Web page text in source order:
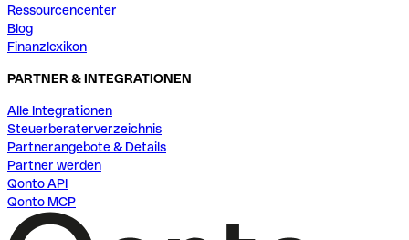
Ressourcencenter
Blog
Finanzlexikon
PARTNER & INTEGRATIONEN
Alle Integrationen
Steuerberaterverzeichnis
Partnerangebote & Details
Partner werden
Qonto API
Qonto MCP